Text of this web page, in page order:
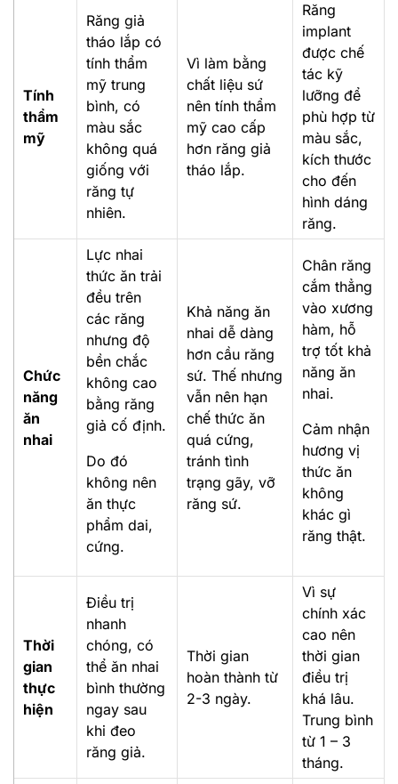
Tính
thẩm
mỹ
Răng giả
tháo lắp có
tính thẩm
mỹ trung
bình, có
màu sắc
không quá
giống với
răng tự
nhiên.
Vì làm bằng
chất liệu sứ
nên tính thẩm
mỹ cao cấp
hơn răng giả
tháo lắp.
Răng
implant
được chế
tác kỹ
lưỡng để
phù hợp từ
màu sắc,
kích thước
cho đến
hình dáng
răng.
Chức
năng
ăn
nhai
Lực nhai
thức ăn trải
đều trên
các răng
nhưng độ
bền chắc
không cao
bằng răng
giả cố định.
Do đó
không nên
ăn thực
phẩm dai,
cứng.
Khả năng ăn
nhai dễ dàng
hơn cầu răng
sứ. Thế nhưng
vẫn nên hạn
chế thức ăn
quá cứng,
tránh tình
trạng gãy, vỡ
răng sứ.
Chân răng
cắm thẳng
vào xương
hàm, hỗ
trợ tốt khả
năng ăn
nhai.
Cảm nhận
hương vị
thức ăn
không
khác gì
răng thật.
Thời
gian
thực
hiện
Điều trị
nhanh
chóng, có
thể ăn nhai
bình thường
ngay sau
khi đeo
răng giả.
Thời gian
hoàn thành từ
2-3 ngày.
Vì sự
chính xác
cao nên
thời gian
điều trị
khá lâu.
Trung bình
từ 1 – 3
tháng.